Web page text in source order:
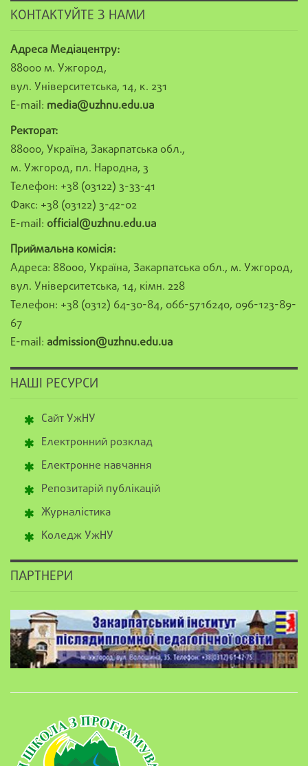
КОНТАКТУЙТЕ З НАМИ
Адреса Медіацентру:
88000 м. Ужгород,
вул. Університетська, 14, к. 231
E-mail: media@uzhnu.edu.ua
Ректорат:
88000, Україна, Закарпатська обл.,
м. Ужгород, пл. Народна, 3
Телефон: +38 (03122) 3-33-41
Факс: +38 (03122) 3-42-02
E-mail: official@uzhnu.edu.ua
Приймальна комісія:
Адреса: 88000, Україна, Закарпатська обл., м. Ужгород,
вул. Університетська, 14, кімн. 228
Телефон: +38 (0312) 64-30-84, 066-5716240, 096-123-89-
67
E-mail: admission@uzhnu.edu.ua
НАШІ РЕСУРСИ
Сайт УжНУ
Електронний розклад
Електронне навчання
Репозитарій публікацій
Журналістика
Коледж УжНУ
ПАРТНЕРИ